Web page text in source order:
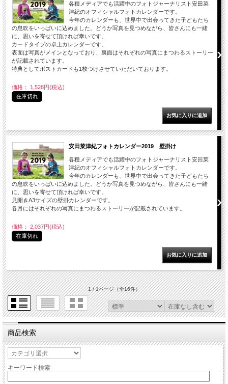
各種メディアでも活躍中のフォトジャーナリスト安田菜
津紀のオフィシャルフォトカレンダーです。
今年のカレンダーも、世界中で出会ってきた子どもたち
の息吹をいっぱいに込めました。どうか写真を見つめながら、皆さんにも一緒
に、思いを寄せて頂ければ幸いです。
カードタイプの卓上カレンダーです。
表面は写真がメインとなっており、裏面はそれぞれの写真にまつわるストーリー
が記載されています。
特典としてポストカードも1枚つけさせていただいております。
価格： 1,528円(税込)
在庫切れ
安田菜津紀フォトカレンダー2019 壁掛け
各種メディアでも活躍中のフォトジャーナリスト安田菜
津紀のオフィシャルフォトカレンダーです。
今年のカレンダーも、世界中で出会ってきた子どもたち
の息吹をいっぱいに込めました。どうか写真を見つめながら、皆さんにも一緒
に、思いを寄せて頂ければ幸いです。
見開きA3サイズの壁掛カレンダーです。
各月にはそれぞれの写真にまつわるストーリーが記載されています。
価格： 2,037円(税込)
在庫切れ
1 / 1ページ（全16件）
商品検索
キーワード検索